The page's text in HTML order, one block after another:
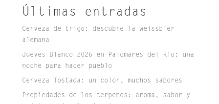
Últimas entradas
Cerveza de trigo: descubre la weissbier
alemana
Jueves Blanco 2026 en Palomares del Río: una
noche para hacer pueblo
Cerveza Tostada: un color, muchos sabores
Propiedades de los terpenos: aroma, sabor y